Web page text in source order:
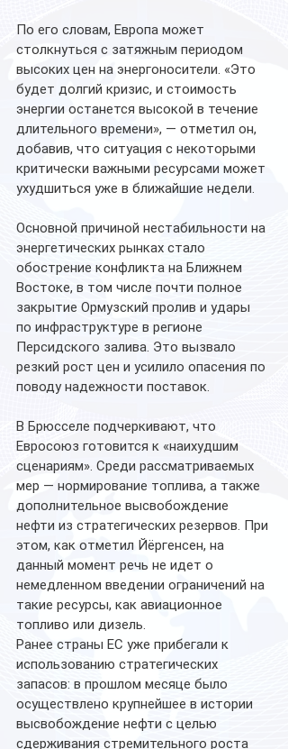
По его словам, Европа может
столкнуться с затяжным периодом
высоких цен на энергоносители. «Это
будет долгий кризис, и стоимость
энергии останется высокой в течение
длительного времени», — отметил он,
добавив, что ситуация с некоторыми
критически важными ресурсами может
ухудшиться уже в ближайшие недели.
Основной причиной нестабильности на
энергетических рынках стало
обострение конфликта на Ближнем
Востоке, в том числе почти полное
закрытие Ормузский пролив и удары
по инфраструктуре в регионе
Персидского залива. Это вызвало
резкий рост цен и усилило опасения по
поводу надежности поставок.
В Брюсселе подчеркивают, что
Евросоюз готовится к «наихудшим
сценариям». Среди рассматриваемых
мер — нормирование топлива, а также
дополнительное высвобождение
нефти из стратегических резервов. При
этом, как отметил Йёргенсен, на
данный момент речь не идет о
немедленном введении ограничений на
такие ресурсы, как авиационное
топливо или дизель.
Ранее страны ЕС уже прибегали к
использованию стратегических
запасов: в прошлом месяце было
осуществлено крупнейшее в истории
высвобождение нефти с целью
сдерживания стремительного роста